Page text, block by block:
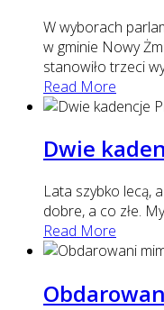
W wyborach
w gminie Nowy
stanowiło trzeci
Read More
Dwie
Lata szybko lecą,
dobre, a co złe.
Read More